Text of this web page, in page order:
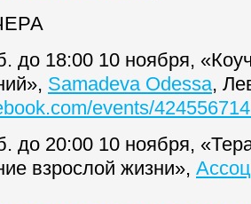
до 18:00 10 ноября,
Samadeva Odessa,
events/
до 20:00 10 ноября,
взрослой жизни»,